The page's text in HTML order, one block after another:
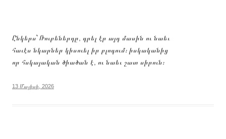
Ընկերս՝ Ռուբեներդը, գրել էր այդ մասին ու նաեւ
հաւէս նկարներ կիսուել իր բլոգում։ իսկականից
որ հսկայական ծիածան է, ու նաեւ շատ սիրուն։
13 Մայիսի, 2026